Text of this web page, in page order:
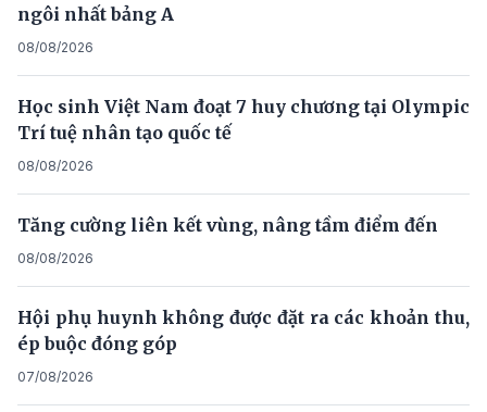
ngôi nhất bảng A
08/08/2026
Học sinh Việt Nam đoạt 7 huy chương tại Olympic
Trí tuệ nhân tạo quốc tế
08/08/2026
Tăng cường liên kết vùng, nâng tầm điểm đến
08/08/2026
Hội phụ huynh không được đặt ra các khoản thu,
ép buộc đóng góp
07/08/2026